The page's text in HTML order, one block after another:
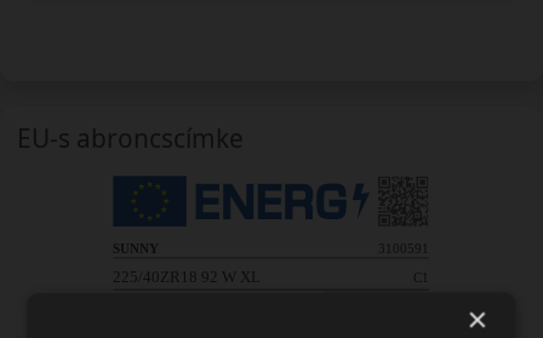
EU-s abroncscímke
×